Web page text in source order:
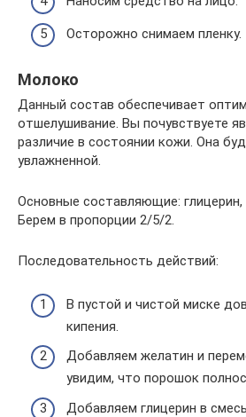
Осторожно снимаем пленку.
Молоко
Данный состав обеспечивает
отшелушивание. Вы почувствуете
различие в состоянии кожи. Она
увлажненной.
Основные составляющие:
Берем в пропорции 2/5/2.
Последовательность действий:
В пустой и чистой миске
кипения.
Добавляем желатин и
увидим, что порошок
Добавляем глицерин в